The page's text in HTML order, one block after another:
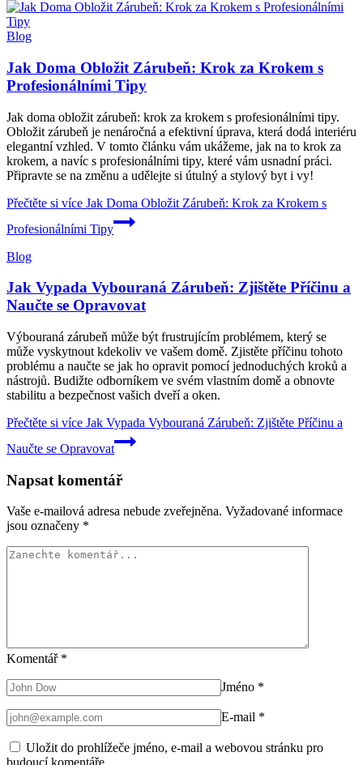
Blog
Jak Doma Obložit Zárubeň: Krok za Krokem s
Profesionálními Tipy
Jak doma obložit zárubeň: krok za krokem s profesionálními tipy.
Obložit zárubeň je nenáročná a efektivní úprava, která dodá interiéru
elegantní vzhled. V tomto článku vám ukážeme, jak na to krok za
krokem, a navíc s profesionálními tipy, které vám usnadní práci.
Připravte se na změnu a udělejte si útulný a stylový byt i vy!
Přečtěte si více Jak Doma Obložit Zárubeň: Krok za Krokem s
Profesionálními Tipy
Blog
Jak Vypada Vybouraná Zárubeň: Zjištěte Příčinu a
Naučte se Opravovat
Výbouraná zárubeň může být frustrujícím problémem, který se
může vyskytnout kdekoliv ve vašem domě. Zjistěte příčinu tohoto
problému a naučte se jak ho opravit pomocí jednoduchých kroků a
nástrojů. Budižte odborníkem ve svém vlastním domě a obnovte
stabilitu a bezpečnost vašich dveří a oken.
Přečtěte si více Jak Vypada Vybouraná Zárubeň: Zjištěte Příčinu a
Naučte se Opravovat
Napsat komentář
Vaše e-mailová adresa nebude zveřejněna. Vyžadované informace
jsou označeny *
Komentář *
Jméno *
E-mail *
Uložit do prohlížeče jméno, e-mail a webovou stránku pro